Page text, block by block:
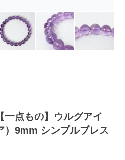
一点もの】ウルグアイ
）9mm シンプルブレス